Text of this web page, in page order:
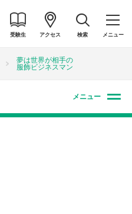
受験生 アクセス 検索 メニュー
夢は世界が相手の
服飾ビジネスマン
メニュー